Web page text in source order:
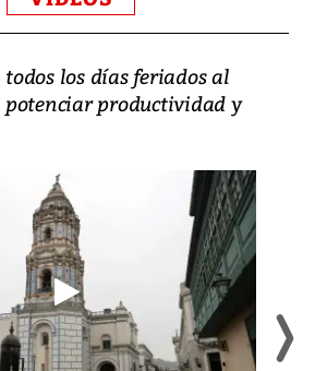
los días feriados al
productividad y